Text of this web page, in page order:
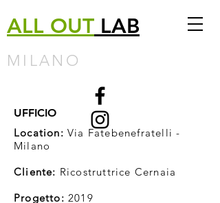
ALL OUT LAB
MILANO
UFFICIO
Location: Via Fatebenefratelli -
Milano
Cliente: Ricostruttrice Cernaia
Progetto: 2019